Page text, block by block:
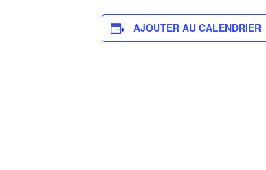
AJOUTER AU CALENDRIER